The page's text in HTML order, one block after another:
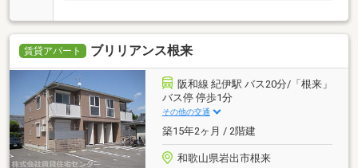
賃貸アパート ブリリアンス根来
阪和線 紀伊駅 バス20分/「根来」
バス停 停歩1分
その他の交通
築15年2ヶ月 / 2階建
和歌山県岩出市根来